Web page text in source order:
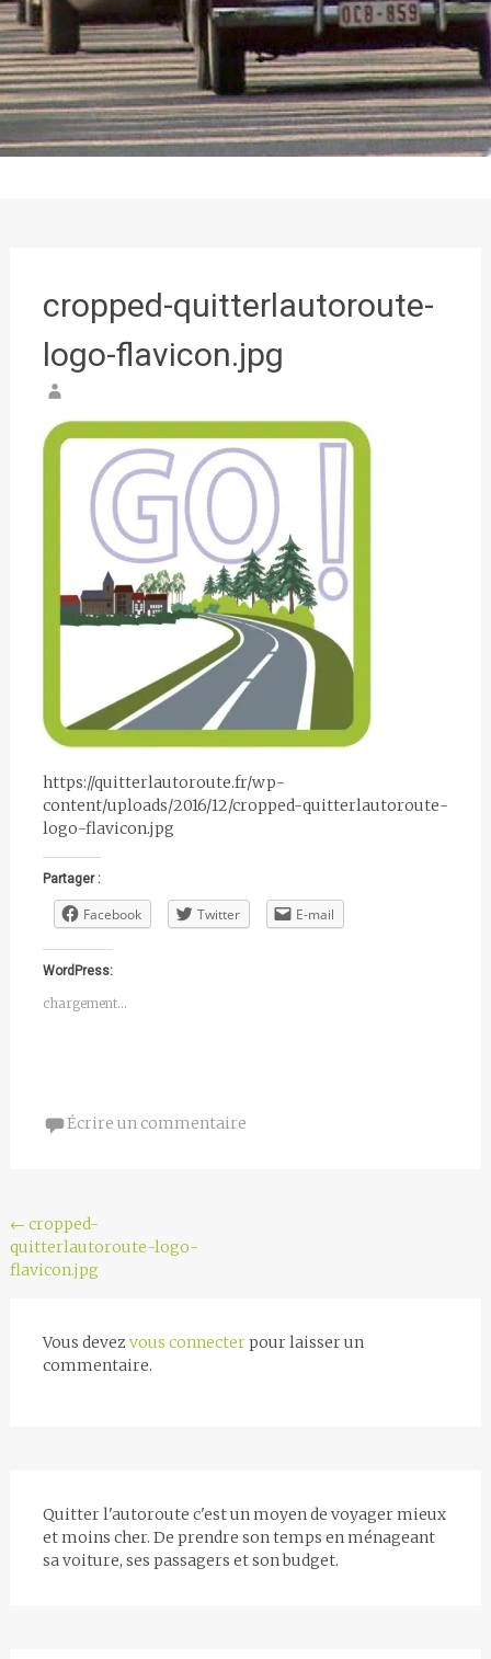
cropped-quitterlautoroute-
logo-flavicon.jpg
https://quitterlautoroute.fr/wp-
content/uploads/2016/12/cropped-quitterlautoroute-
logo-flavicon.jpg
Partager :
Facebook Twitter E-mail
WordPress:
chargement…
Écrire un commentaire
Navigation
de
← cropped-
quitterlautoroute-logo-
flavicon.jpg
Vous devez vous connecterpour laisser un
commentaire.
Quitter l'autoroute c'est un moyen de voyager mieux
et moins cher. De prendre son temps en ménageant
sa voiture, ses passagers et son budget.